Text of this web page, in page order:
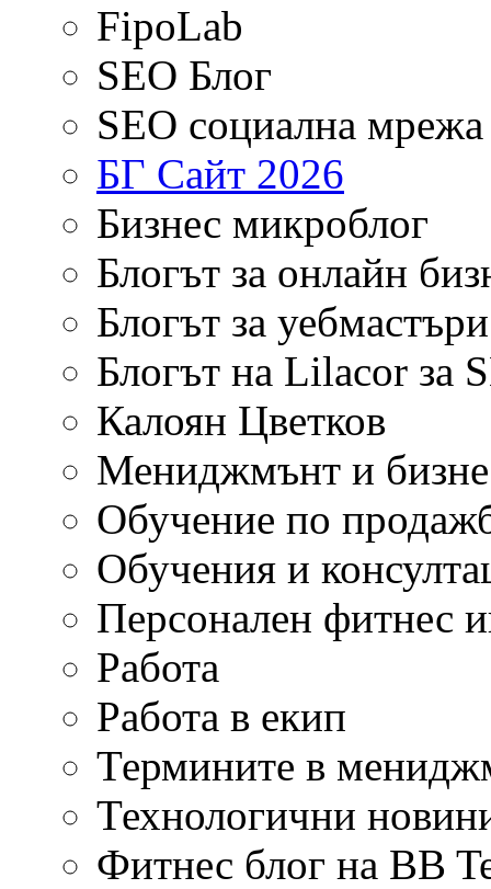
FipoLab
SEO Блог
SEO социална мрежа
БГ Сайт 2026
Бизнес микроблог
Блогът за онлайн
Блогът за уебмастъри
Блогът на Lilacor за
Калоян Цветков
Мениджмънт и
Обучение по
Обучения и
Персонален фитнес
Работа
Работа в екип
Термините в
Технологични
Фитнес блог на BB